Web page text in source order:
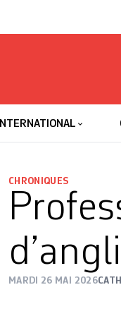
INTERNATIONAL
CHRONIQUES
MARDI 26 MAI 2026